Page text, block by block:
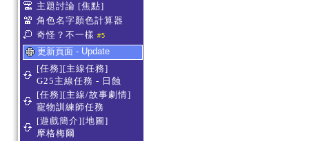
主題討論 [焦點]
角色名字顏色計算器
奇怪？不一樣 #5
更新頁面 - Update
[任務][主線任務]
G25主線任務 - 日蝕
[任務][主線/故事劇情]
寵物訓練師任務
[遊戲簡介][地圖]
摩格梅爾